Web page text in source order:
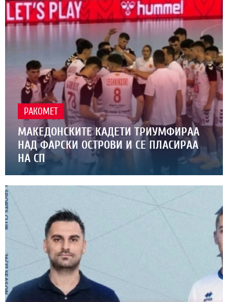
РАКОМЕТ
МАКЕДОНСКИТЕ КАДЕТИ ТРИУМФИРАА
НАД ФАРСКИ ОСТРОВИ И СЕ ПЛАСИРАА
НА СП